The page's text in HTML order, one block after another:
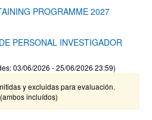
PROGRAMME 2027
PERSONAL INVESTIGADOR
03/06/2026 - 25/06/2026 23:59)
y excluidas para evaluación.
incluídos)